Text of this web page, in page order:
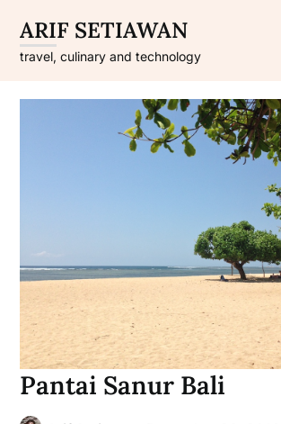
content
ARIF SETIAWAN
travel, culinary and technology
Pantai Sanur Bali